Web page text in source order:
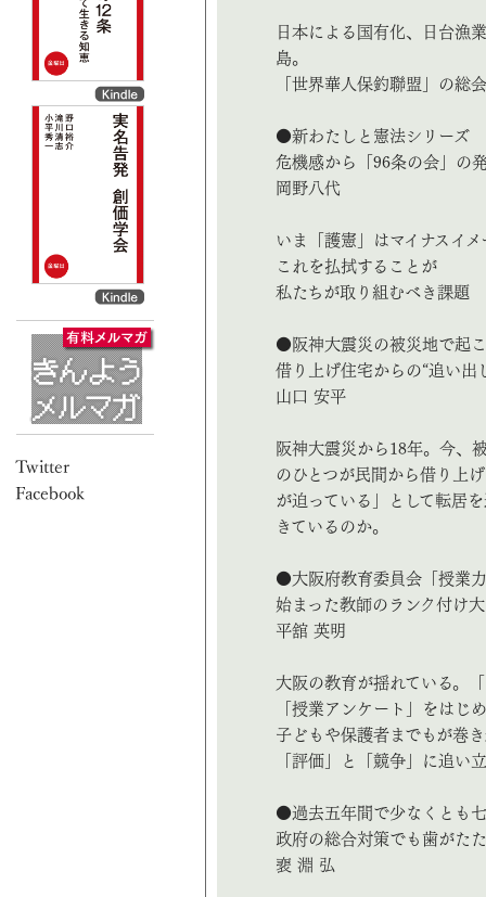
日本による国有化、日台漁
島。
「世界華人保釣聯盟」の総
●新わたしと憲法シリーズ
危機感から「96条の会」の
岡野八代
いま「護憲」はマイナスイメ
これを払拭することが
私たちが取り組むべき課題
●阪神大震災の被災地で起
借り上げ住宅からの“追い出
山口 安平
阪神大震災から18年。今、
のひとつが民間から借り上
が迫っている」として転居
きているのか。
●大阪府教育委員会「授業
始まった教師のランク付け
平舘 英明
大阪の教育が揺れている。
「授業アンケート」をはじ
子どもや保護者までもが巻
「評価」と「競争」に追い
●過去五年間で少なくとも
政府の総合対策でも歯がた
裵 淵 弘